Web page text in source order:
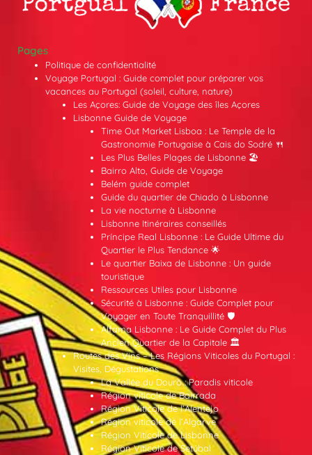
Pages
Politique de confidentialité
Voyage Portugal : Guide complet pour préparer vos
vacances au Portugal (soleil, culture, nature)
Les Açores: Guide de Voyage des îles Açores
Lisbonne Guide de Voyage
Time Out Market Lisboa : Le Temple de la
Gastronomie Portugaise à Cais do Sodré 🍴
Les Plus Belles Plages de Lisbonne 🏖️
Bairro Alto, Guide de Voyage
Belém guide complet
Guide du quartier de Chiado à Lisbonne
La vie nocturne à Lisbonne
Lisbonne Itinéraires conseillés
Príncipe Real Lisbonne : Le Guide Ultime du
Quartier le Plus Tendance 🌟
Le quartier Baixa de Lisbonne : Un guide
touristique
Ressources Utiles pour Lisbonne
Sécurité à Lisbonne : Guide Complet pour
Voyager en Toute Tranquillité 🛡️
Alfama Lisbonne : Le Guide Complet du Plus
Ancien Quartier de la Capitale 🏛️
Routes des Vins – Les Régions Viticoles du Portugal :
Visites, Dégustations
La Vallée du Douro : Paradis viticole
Région viticole de Bairrada
Région Viticole de l’Alentejo
Région viticole de l’Algarve
Région Viticole de Lisbonne
Région Viticole de Setúbal